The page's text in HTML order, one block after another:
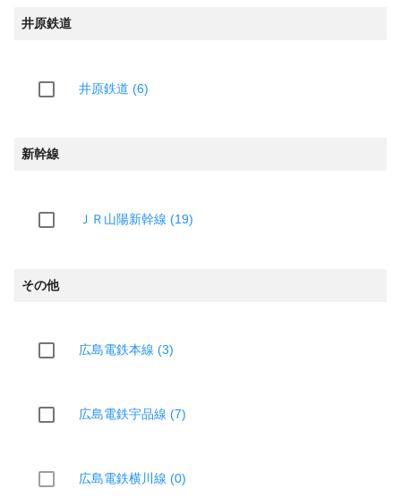
井原鉄道
井原鉄道 (6)
新幹線
ＪＲ山陽新幹線 (19)
その他
広島電鉄本線 (3)
広島電鉄宇品線 (7)
広島電鉄横川線 (0)